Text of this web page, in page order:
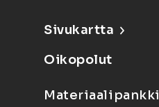
Sivukartta
Oikopolut
Materiaalipankki